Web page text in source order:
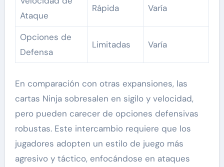
Ataque
Rápida Varía
Opciones de
Defensa
Limitadas Varía
En comparación con otras expansiones, las
cartas Ninja sobresalen en sigilo y velocidad,
pero pueden carecer de opciones defensivas
robustas. Este intercambio requiere que los
jugadores adopten un estilo de juego más
agresivo y táctico, enfocándose en ataques